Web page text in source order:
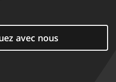
avec nous